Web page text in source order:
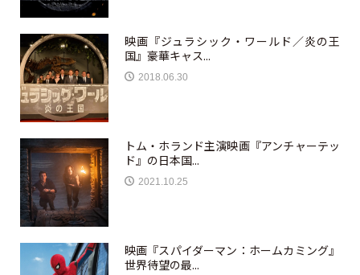
映画『ジュラシック・ワールド／炎の王
国』豪華キャス...
2018.06.30
トム・ホランド主演映画『アンチャーテッ
ド』の日本国...
2021.10.25
映画『スパイダーマン：ホームカミング』
世界待望の最...